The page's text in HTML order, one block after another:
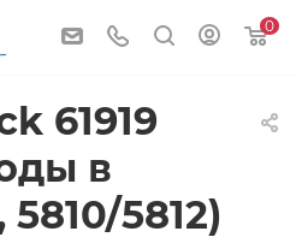
0
61919
в
5810/5812)